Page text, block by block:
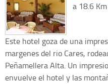
a 18.6
Este hotel goza de una
margenes del rio Cares,
Peñamellera Alta. Un
envuelve el hotel y las